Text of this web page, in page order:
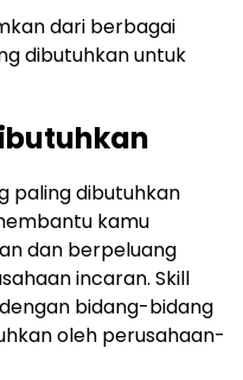
dari berbagai
dibutuhkan untuk
paling dibutuhkan
kamu
dan berpeluang
incaran. Skill
bidang-bidang
oleh perusahaan-